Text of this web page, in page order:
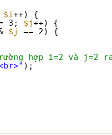
$i ++) {
3; $j++) {
$j
== 2) {
hợp i=2 và j=2 ra
);